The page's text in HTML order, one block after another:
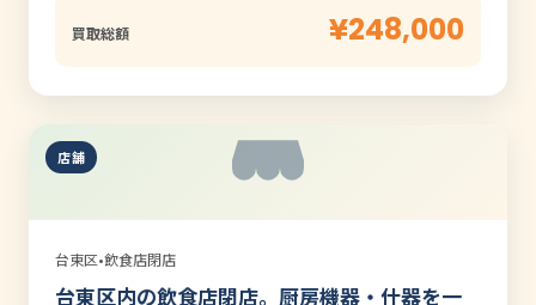
買取総額 ¥248,000
店舗
台東区•飲食店閉店
台東区内の飲食店閉店。厨房機器・什器を一